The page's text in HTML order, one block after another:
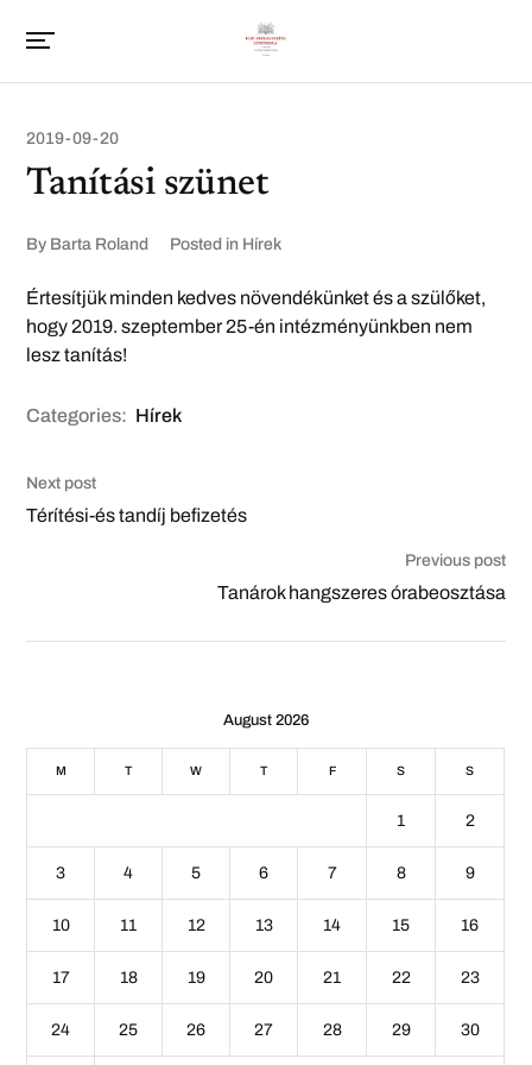
2019-09-20
Tanítási szünet
By Barta Roland Posted in Hírek
Értesítjük minden kedves növendékünket és a szülőket,
hogy 2019. szeptember 25-én intézményünkben nem
lesz tanítás!
Categories: Hírek
Next post
Térítési-és tandíj befizetés
Previous post
Tanárok hangszeres órabeosztása
August 2026
M T W T F S S
1 2
3 4 5 6 7 8 9
10 11 12 13 14 15 16
17 18 19 20 21 22 23
24 25 26 27 28 29 30